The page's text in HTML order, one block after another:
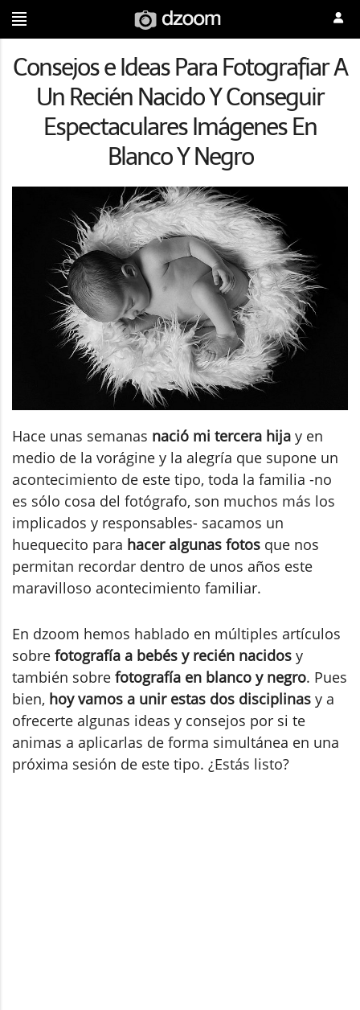
Consejos e Ideas Para Fotografiar A
Un Recién Nacido Y Conseguir
Espectaculares Imágenes En
Blanco Y Negro
Hace unas semanas nació mi tercera hija y en
medio de la vorágine y la alegría que supone un
acontecimiento de este tipo, toda la familia -no
es sólo cosa del fotógrafo, son muchos más los
implicados y responsables- sacamos un
huequecito para hacer algunas fotos que nos
permitan recordar dentro de unos años este
maravilloso acontecimiento familiar.
En dzoom hemos hablado en múltiples artículos
sobre fotografía a bebés y recién nacidos y
también sobre fotografía en blanco y negro. Pues
bien, hoy vamos a unir estas dos disciplinas y a
ofrecerte algunas ideas y consejos por si te
animas a aplicarlas de forma simultánea en una
próxima sesión de este tipo. ¿Estás listo?